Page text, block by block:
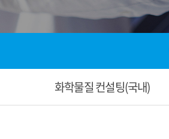
화학물질 컨설팅(국내)